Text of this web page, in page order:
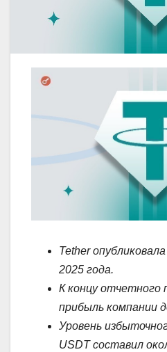
Tether
2025 года.
К концу отчетного
прибыль компании
Уровень
USDT составил